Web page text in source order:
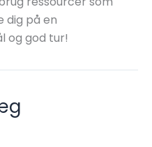
dig på en
og god tur!